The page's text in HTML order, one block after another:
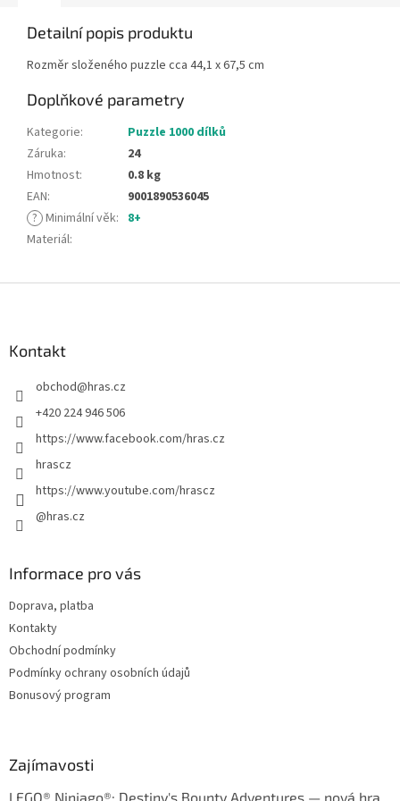
Detailní popis produktu
Rozměr složeného puzzle cca 44,1 x 67,5 cm
Doplňkové parametry
Kategorie:
Puzzle 1000 dílků
Záruka:
24
Hmotnost:
0.8 kg
EAN:
9001890536045
? Minimální věk: 8+
Materiál:
Kontakt
obchod@hras.cz
+420 224 946 506
https://www.facebook.com/hras.cz
hrascz
https://www.youtube.com/hrascz
@hras.cz
Informace pro vás
Doprava, platba
Kontakty
Obchodní podmínky
Podmínky ochrany osobních údajů
Bonusový program
Zajímavosti
LEGO® Ninjago®: Destiny's Bounty Adventures — nová hra